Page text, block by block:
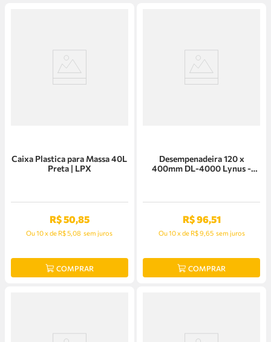
Caixa Plastica para Massa 40L
Preta | LPX
R$50,85
Ou10xde R$ 5,08 sem juros
COMPRAR
Desempenadeira 120 x
400mm DL-4000 Lynus -
R$96,51
Ou10xde R$ 9,65 sem juros
COMPRAR